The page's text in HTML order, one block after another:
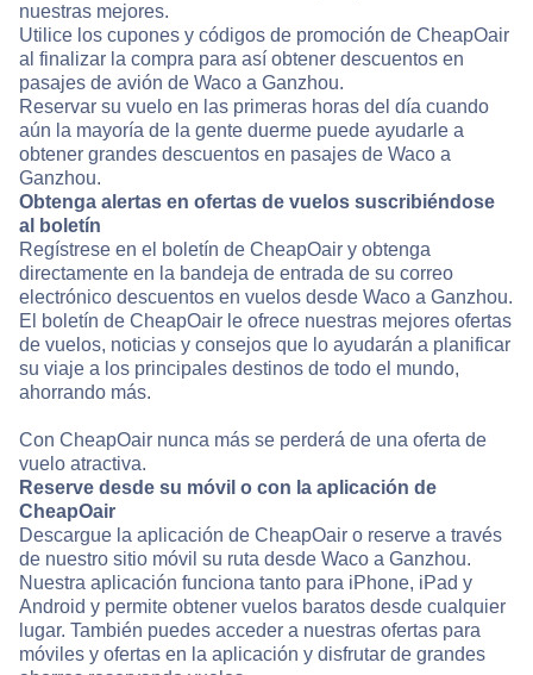
nuestras mejores.
Utilice los cupones y códigos de promoción de CheapOair
al finalizar la compra para así obtener descuentos en
pasajes de avión de Waco a Ganzhou.
Reservar su vuelo en las primeras horas del día cuando
aún la mayoría de la gente duerme puede ayudarle a
obtener grandes descuentos en pasajes de Waco a
Ganzhou.
Obtenga alertas en ofertas de vuelos suscribiéndose
al boletín
Regístrese en el boletín de CheapOair y obtenga
directamente en la bandeja de entrada de su correo
electrónico descuentos en vuelos desde Waco a Ganzhou.
El boletín de CheapOair le ofrece nuestras mejores ofertas
de vuelos, noticias y consejos que lo ayudarán a planificar
su viaje a los principales destinos de todo el mundo,
ahorrando más.
Con CheapOair nunca más se perderá de una oferta de
vuelo atractiva.
Reserve desde su móvil o con la aplicación de
CheapOair
Descargue la aplicación de CheapOair o reserve a través
de nuestro sitio móvil su ruta desde Waco a Ganzhou.
Nuestra aplicación funciona tanto para iPhone, iPad y
Android y permite obtener vuelos baratos desde cualquier
lugar. También puedes acceder a nuestras ofertas para
móviles y ofertas en la aplicación y disfrutar de grandes